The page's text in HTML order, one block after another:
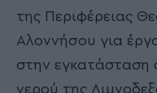
της Περιφέρειας
Αλοννήσου για
στην εγκατάσταση
νερού της